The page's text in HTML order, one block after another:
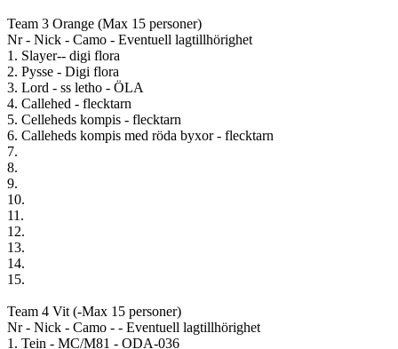
Team 3 Orange (Max 15 personer)
Nr - Nick - Camo - Eventuell lagtillhörighet
1. Slayer-- digi flora
2. Pysse - Digi flora
3. Lord - ss letho - ÖLA
4. Callehed - flecktarn
5. Celleheds kompis - flecktarn
6. Calleheds kompis med röda byxor - flecktarn
7.
8.
9.
10.
11.
12.
13.
14.
15.
Team 4 Vit (-Max 15 personer)
Nr - Nick - Camo - - Eventuell lagtillhörighet
1. Tein - MC/M81 - ODA-036